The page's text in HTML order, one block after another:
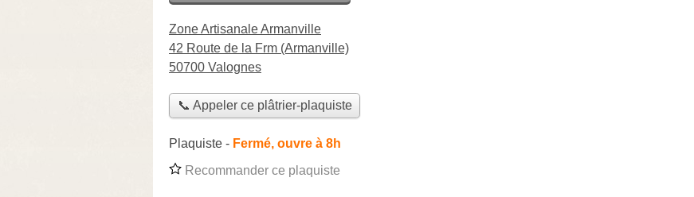
Zone Artisanale Armanville
42 Route de la Frm (Armanville)
50700 Valognes
📞 Appeler ce plâtrier-plaquiste
Plaquiste - Fermé, ouvre à 8h
Recommander ce plaquiste